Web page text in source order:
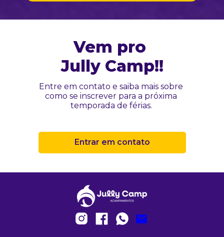
Vem pro
Jully Camp!!
Entre em contato e saiba mais sobre
como se inscrever para a próxima
temporada de férias.
Entrar em contato